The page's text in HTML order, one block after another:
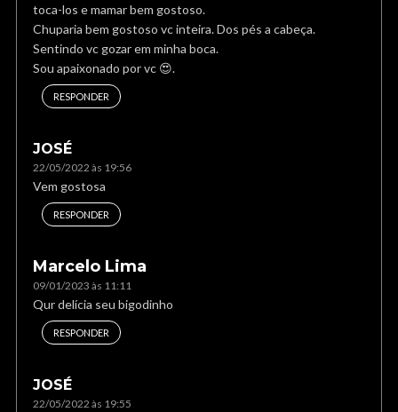
toca-los e mamar bem gostoso.
Chuparia bem gostoso vc inteira. Dos pés a cabeça.
Sentindo vc gozar em minha boca.
Sou apaixonado por vc 😍.
RESPONDER
JOSÉ
22/05/2022 às 19:56
Vem gostosa
RESPONDER
Marcelo Lima
09/01/2023 às 11:11
Qur delícia seu bigodinho
RESPONDER
JOSÉ
22/05/2022 às 19:55